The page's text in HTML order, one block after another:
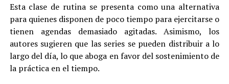
Esta clase de rutina se presenta como una alternativa
para quienes disponen de poco tiempo para ejercitarse o
tienen agendas demasiado agitadas. Asimismo, los
autores sugieren que las series se pueden distribuir a lo
largo del día, lo que aboga en favor del sostenimiento de
la práctica en el tiempo.